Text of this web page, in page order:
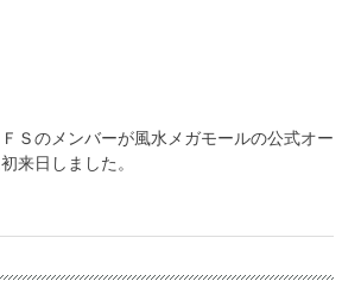
Ｓのメンバーが風水メガモールの公式オー
来日しました。